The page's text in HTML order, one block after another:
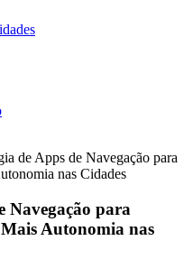
de Apps de Navegação para
nas Cidades
Navegação para
Autonomia nas